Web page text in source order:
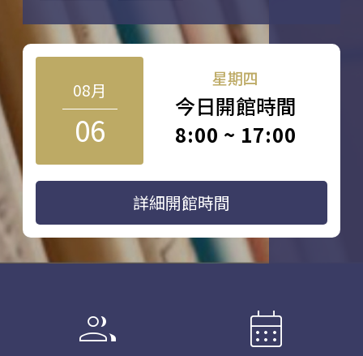
08月
06
星期四
今日開館時間
8:00 ~ 17:00
詳細開館時間
group calendar_month